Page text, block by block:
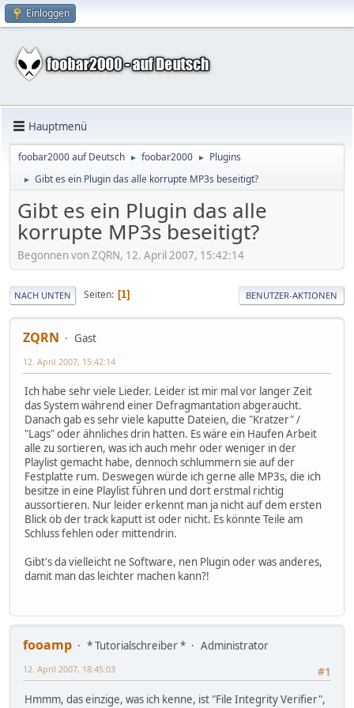
Einloggen
Hauptmenü
foobar2000 auf Deutsch ► foobar2000 ► Plugins
► Gibt es ein Plugin das alle korrupte MP3s beseitigt?
Gibt es ein Plugin das alle
korrupte MP3s beseitigt?
Begonnen von ZQRN, 12. April 2007, 15:42:14
NACH UNTEN Seiten 1 BENUTZER-AKTIONEN
ZQRN Gast
12. April 2007, 15:42:14
Ich habe sehr viele Lieder. Leider ist mir mal vor langer Zeit
das System während einer Defragmantation abgeraucht.
Danach gab es sehr viele kaputte Dateien, die "Kratzer" /
"Lags" oder ähnliches drin hatten. Es wäre ein Haufen Arbeit
alle zu sortieren, was ich auch mehr oder weniger in der
Playlist gemacht habe, dennoch schlummern sie auf der
Festplatte rum. Deswegen würde ich gerne alle MP3s, die ich
besitze in eine Playlist führen und dort erstmal richtig
aussortieren. Nur leider erkennt man ja nicht auf dem ersten
Blick ob der track kaputt ist oder nicht. Es könnte Teile am
Schluss fehlen oder mittendrin.
Gibt's da vielleicht ne Software, nen Plugin oder was anderes,
damit man das leichter machen kann?!
fooamp * Tutorialschreiber *
Administrator
#1
12. April 2007, 18:45:03
Hmmm, das einzige, was ich kenne, ist "File Integrity Verifier",